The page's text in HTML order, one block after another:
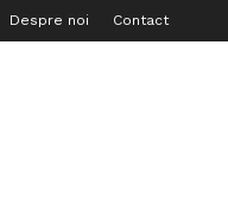
Despre noi Contact